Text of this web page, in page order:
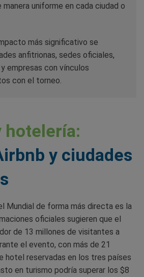
uniforme en cada ciudad o
más significativo se
anfitrionas, sedes oficiales,
empresas con vínculos
con el torneo.
hotelería:
y ciudades
Mundial de forma más directa es la
oficiales sugieren que el
de 13 millones de visitantes a
el evento, con más de 21
hotel reservadas en los tres países
en turismo podría superar los $8